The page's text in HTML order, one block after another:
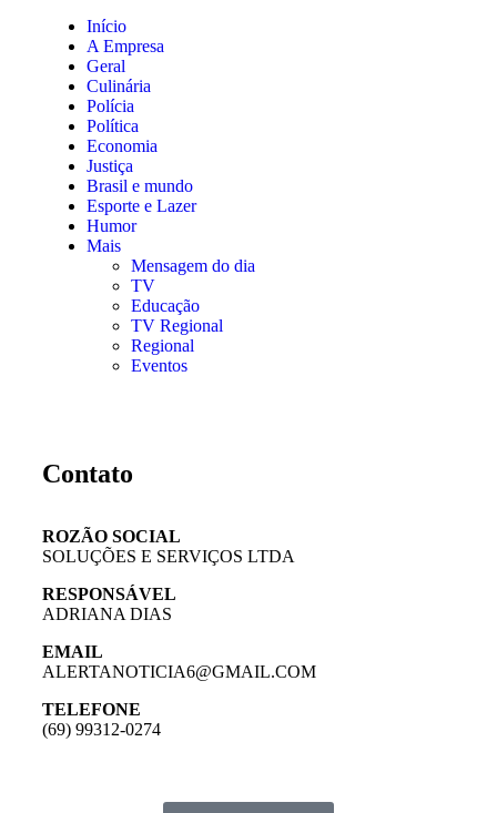
Início
A Empresa
Geral
Culinária
Polícia
Política
Economia
Justiça
Brasil e mundo
Esporte e Lazer
Humor
Mais
Mensagem do dia
TV
Educação
TV Regional
Regional
Eventos
Contato
ROZÃO SOCIAL
SOLUÇÕES E SERVIÇOS LTDA
RESPONSÁVEL
ADRIANA DIAS
EMAIL
ALERTANOTICIA6@GMAIL.COM
TELEFONE
(69) 99312-0274